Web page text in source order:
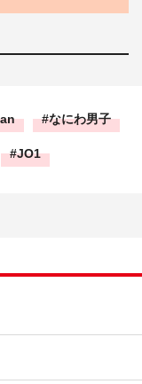
なにわ男子
JO1